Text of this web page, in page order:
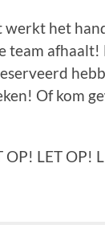
werkt het
team afhaalt!
Of kom
OP! LET OP!